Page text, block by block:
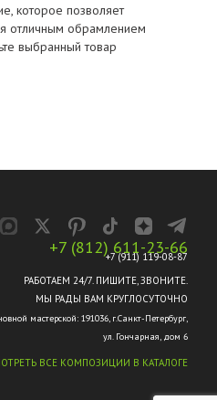
которое позволяет
отличным обрамлением
выбранный товар
+7 (812) 611-23-66
+7 (911) 119-08-87
РАБОТАЕМ 24/7. ПИШИТЕ, ЗВОНИТЕ.
МЫ РАДЫ ВАМ КРУГЛОСУТОЧНО
мастерской: 191036, г.Санкт-Петербург,
ул. Гончарная, дом 6
ВСЕ КОМПОЗИЦИИ В КАТАЛОГЕ